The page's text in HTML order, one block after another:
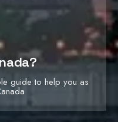
guide to help you as